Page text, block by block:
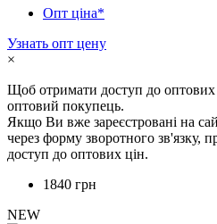
Опт ціна*
Узнать опт цену
×
Щоб отримати доступ до оптових
оптовий покупець.
Якщо Ви вже зареєстровані на
через форму зворотного зв'язку,
доступ до оптових цін.
1840 грн
NEW